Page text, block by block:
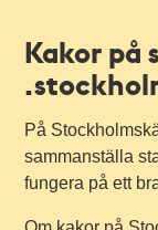
Kakor på
På
sammanställa
fungera på ett